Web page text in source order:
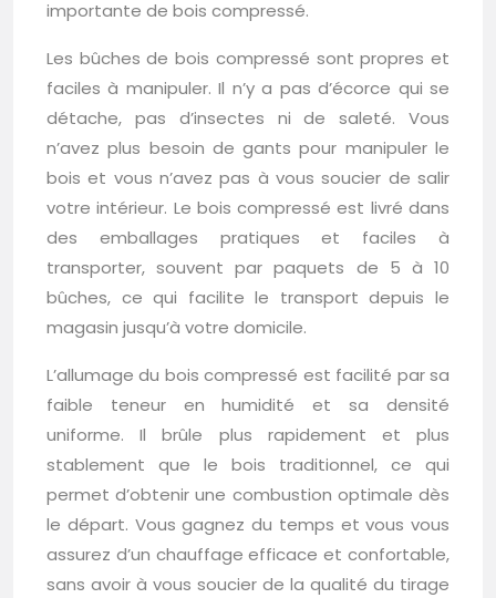
importante de bois compressé.
Les bûches de bois compressé sont propres et
faciles à manipuler. Il n’y a pas d’écorce qui se
détache, pas d’insectes ni de saleté. Vous
n’avez plus besoin de gants pour manipuler le
bois et vous n’avez pas à vous soucier de salir
votre intérieur. Le bois compressé est livré dans
des emballages pratiques et faciles à
transporter, souvent par paquets de 5 à 10
bûches, ce qui facilite le transport depuis le
magasin jusqu’à votre domicile.
L’allumage du bois compressé est facilité par sa
faible teneur en humidité et sa densité
uniforme. Il brûle plus rapidement et plus
stablement que le bois traditionnel, ce qui
permet d’obtenir une combustion optimale dès
le départ. Vous gagnez du temps et vous vous
assurez d’un chauffage efficace et confortable,
sans avoir à vous soucier de la qualité du tirage